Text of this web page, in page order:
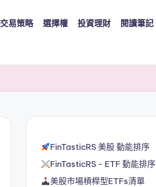
交易策略 選擇權 投資理財 閱讀筆記
FinTasticRS 美股 動能排序
FinTasticRS - ETF 動能排序
美股市場槓桿型ETFs清單